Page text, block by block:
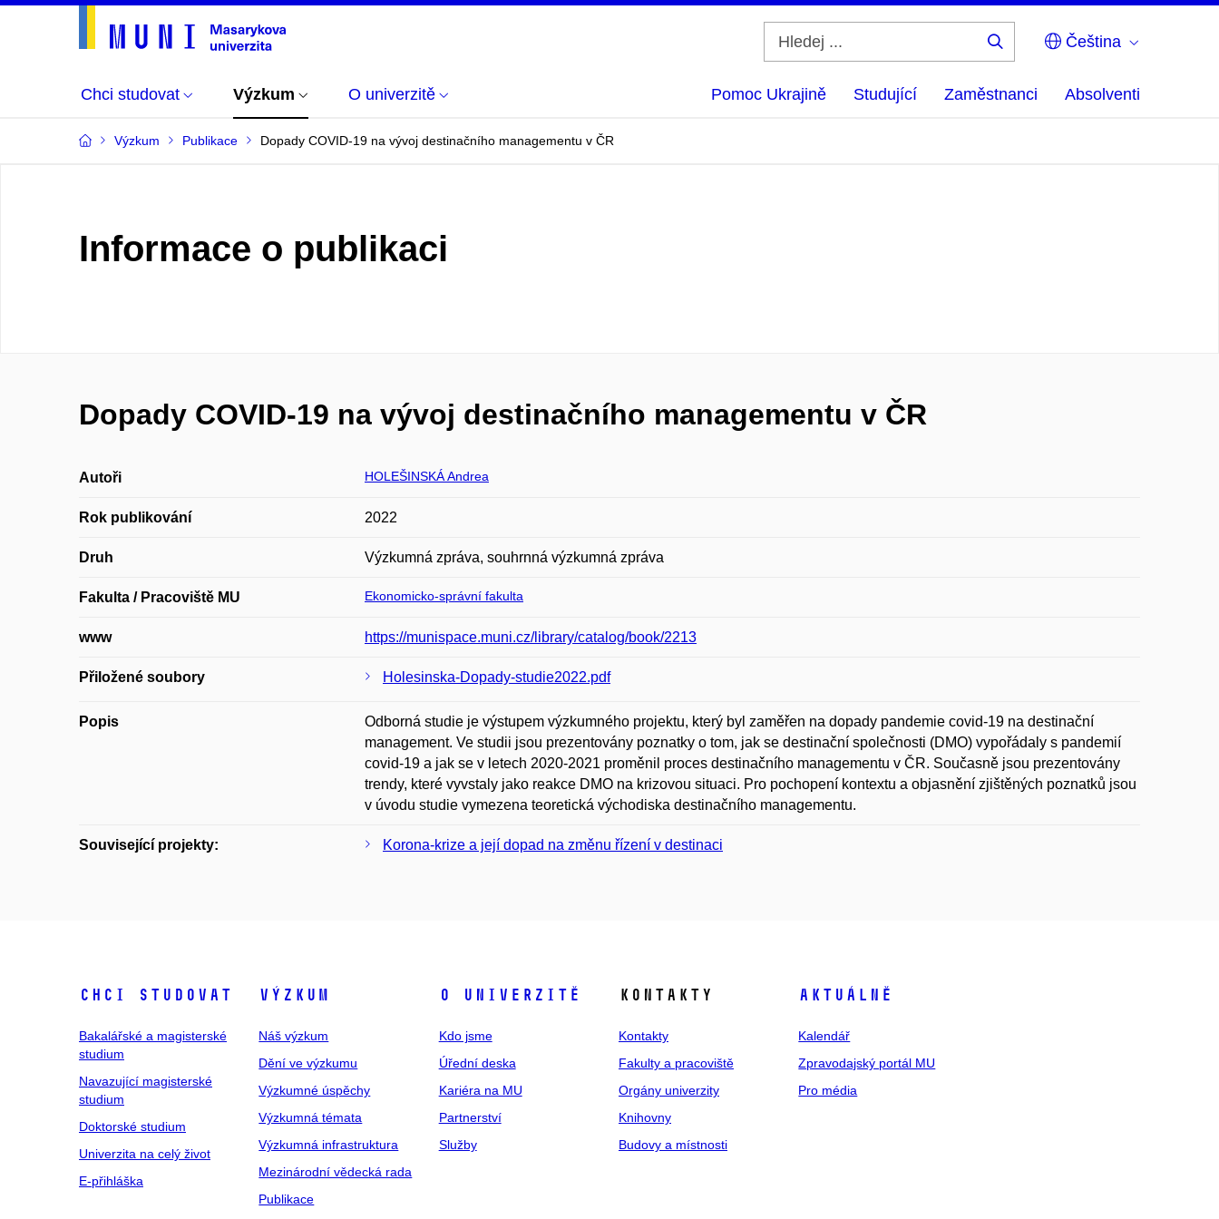
Čeština
Chci studovat Výzkum O univerzitě Pomoc Ukrajině Studující Zaměstnanci Absolventi
Výzkum Publikace Dopady COVID-19 na vývoj destinačního managementu v ČR
Informace o publikaci
Dopady COVID-19 na vývoj destinačního managementu v ČR
Autoři HOLEŠINSKÁ Andrea
Rok publikování 2022
Druh Výzkumná zpráva, souhrnná výzkumná zpráva
Fakulta / Pracoviště MU Ekonomicko-správní fakulta
www https://munispace.muni.cz/library/catalog/book/2213
Přiložené soubory Holesinska-Dopady-studie2022.pdf
Popis
Odborná studie je výstupem výzkumného projektu, který byl zaměřen na dopady pandemie covid-19 na destinační
management. Ve studii jsou prezentovány poznatky o tom, jak se destinační společnosti (DMO) vypořádaly s pandemií
covid-19 a jak se v letech 2020-2021 proměnil proces destinačního managementu v ČR. Současně jsou prezentovány
trendy, které vyvstaly jako reakce DMO na krizovou situaci. Pro pochopení kontextu a objasnění zjištěných poznatků jsou
v úvodu studie vymezena teoretická východiska destinačního managementu.
Související projekty: Korona-krize a její dopad na změnu řízení v destinaci
Chci studovat
Bakalářské a magisterské
studium
Navazující magisterské
studium
Doktorské studium
Univerzita na celý život
E-přihláška
Výzkum
Náš výzkum
Dění ve výzkumu
Výzkumné úspěchy
Výzkumná témata
Výzkumná infrastruktura
Mezinárodní vědecká rada
Publikace
O univerzitě
Kdo jsme
Úřední deska
Kariéra na MU
Partnerství
Služby
Kontakty
Kontakty
Fakulty a pracoviště
Orgány univerzity
Knihovny
Budovy a místnosti
Aktuálně
Kalendář
Zpravodajský portál MU
Pro média